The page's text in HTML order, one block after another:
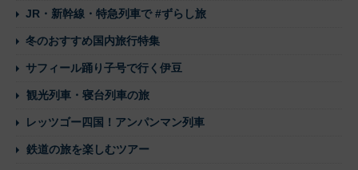
JR・新幹線・特急列車で #ずらし旅
冬のおすすめ国内旅行特集
サフィール踊り子号で行く伊豆
観光列車・寝台列車の旅
レッツゴー四国！アンパンマン列車
鉄道の旅を楽しむツアー